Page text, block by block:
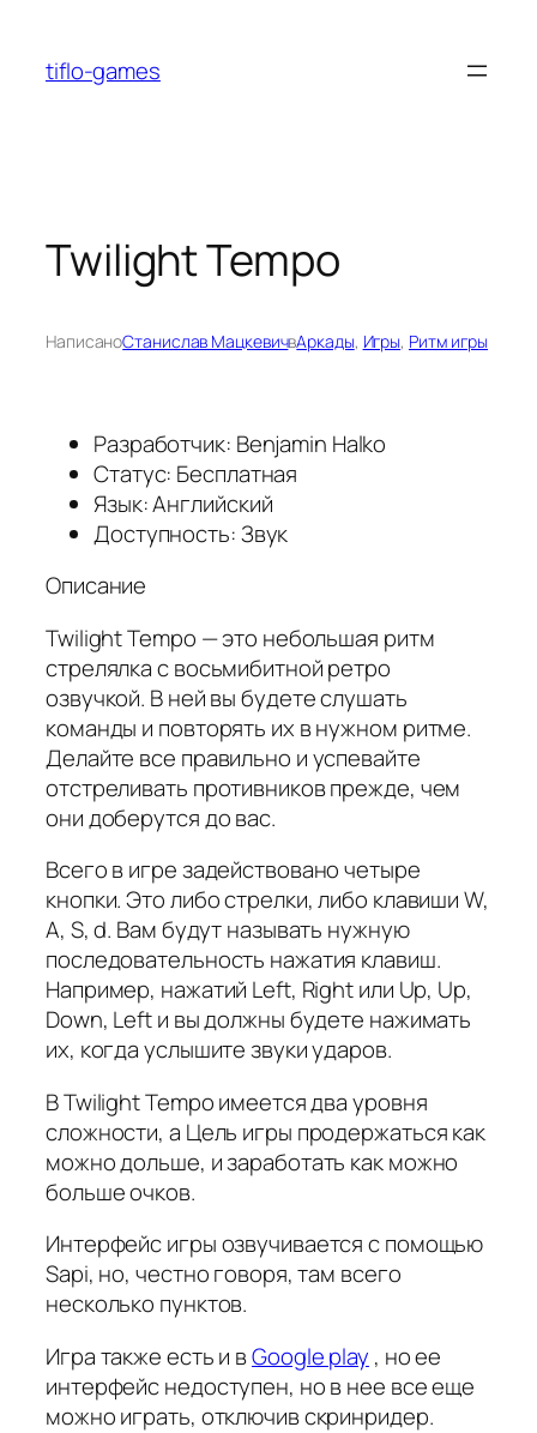
содержимому
tiflo-games
Twilight Tempo
НаписаноСтанислав МацкевичвАркады, Игры, Ритм игры
Разработчик: Benjamin Halko
Статус: Бесплатная
Язык: Английский
Доступность: Звук
Описание
Twilight Tempo — это небольшая ритм
стрелялка с восьмибитной ретро
озвучкой. В ней вы будете слушать
команды и повторять их в нужном ритме.
Делайте все правильно и успевайте
отстреливать противников прежде, чем
они доберутся до вас.
Всего в игре задействовано четыре
кнопки. Это либо стрелки, либо клавиши W,
A, S, d. Вам будут называть нужную
последовательность нажатия клавиш.
Например, нажатий Left, Right или Up, Up,
Down, Left и вы должны будете нажимать
их, когда услышите звуки ударов.
В Twilight Tempo имеется два уровня
сложности, а Цель игры продержаться как
можно дольше, и заработать как можно
больше очков.
Интерфейс игры озвучивается с помощью
Sapi, но, честно говоря, там всего
несколько пунктов.
Игра также есть и вGoogle play , но ее
интерфейс недоступен, но в нее все еще
можно играть, отключив скринридер.